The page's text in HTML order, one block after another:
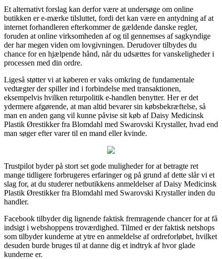
Et alternativt forslag kan derfor være at undersøge om online
butikken er e-mærke tilsluttet, fordi det kan være en antydning af at
internet forhandleren efterkommer de gældende danske regler,
foruden at online virksomheden af og til gennemses af sagkyndige
der har megen viden om lovgivningen. Derudover tilbydes du
chance for en hjælpende hånd, når du udsættes for vanskeligheder i
processen med din ordre.
Ligeså støtter vi at køberen er vaks omkring de fundamentale
vedtægter der spiller ind i forbindelse med transaktionen,
eksempelvis hvilken returpolitik e-handlen benytter. Her er det
ydermere afgørende, at man altid bevarer sin købsbekræftelse, så
man en anden gang vil kunne påvise sit køb af Daisy Medicinsk
Plastik Ørestikker fra Blomdahl med Swarovski Krystaller, hvad end
man søger efter varer til en mand eller kvinde.
Trustpilot byder på stort set gode muligheder for at betragte ret
mange tidligere forbrugeres erfaringer og på grund af dette slår vi et
slag for, at du studerer netbutikkens anmeldelser af Daisy Medicinsk
Plastik Ørestikker fra Blomdahl med Swarovski Krystaller inden du
handler.
Facebook tilbyder dig lignende faktisk fremragende chancer for at få
indsigt i webshoppens troværdighed. Tilmed er der faktisk netshops
som tilbyder kunderne at ytre en anmeldelse af ordreforløbet, hvilket
desuden burde bruges til at danne dig et indtryk af hvor glade
kunderne er.